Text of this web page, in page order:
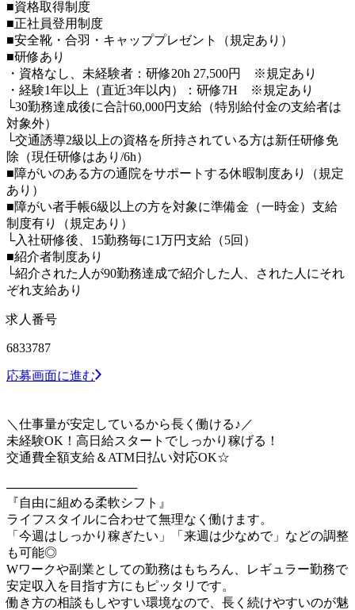
■資格取得制度
■正社員登用制度
■安全靴・合羽・キャッププレゼント（規定あり）
■研修あり
・資格なし、未経験者：研修20h 27,500円 ※規定あり
・経験1年以上（直近3年以内）：研修7H ※規定あり
└30勤務達成後に合計60,000円支給（特別給付金の支給者は
対象外）
└交通誘導2級以上の資格を所持されている方は新任研修免
除（現任研修はあり/6h）
■障がいのある方の通院をサポートする休暇制度あり（規定
あり）
■障がい者手帳6級以上の方を対象に準備金（一時金）支給
制度有り（規定あり）
└入社研修後、15勤務毎に1万円支給（5回）
■紹介者制度あり
└紹介された人が90勤務達成で紹介した人、された人にそれ
ぞれ支給あり
求人番号
6833787
応募画面に進む
＼仕事量が安定しているから長く働ける♪／
未経験OK！高日給スタートでしっかり稼げる！
交通費全額支給＆ATM日払い対応OK☆
───────────────
『自由に組める柔軟シフト』
ライフスタイルに合わせて無理なく働けます。
「今週はしっかり稼ぎたい」「来週は少なめで」などの調整
も可能◎
Wワークや副業としての勤務はもちろん、レギュラー勤務で
安定収入を目指す方にもピッタリです。
働き方の相談もしやすい環境なので、長く続けやすいのが魅